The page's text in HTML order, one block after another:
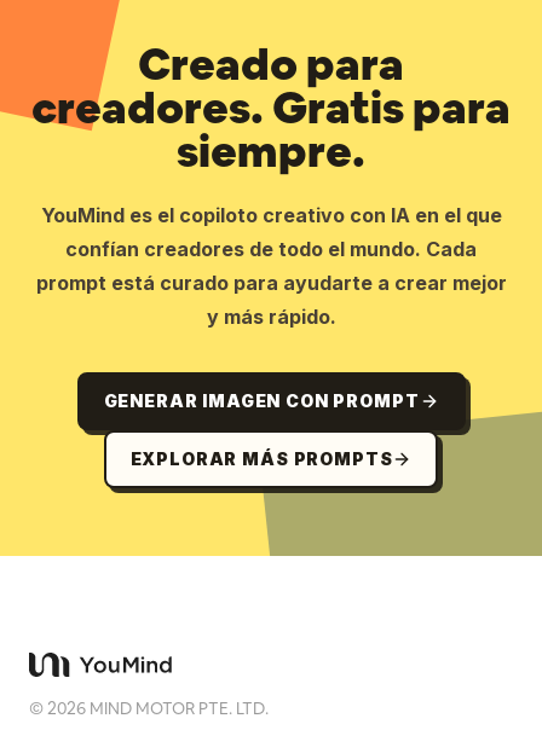
Creado para
creadores. Gratis para
siempre.
YouMind es el copiloto creativo con IA en el que
confían creadores de todo el mundo. Cada
prompt está curado para ayudarte a crear mejor
y más rápido.
GENERAR IMAGEN CON PROMPT
EXPLORAR MÁS PROMPTS
©2026 MIND MOTOR PTE. LTD.